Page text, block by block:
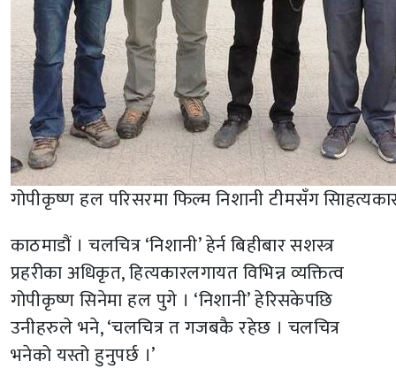
गोपीकृष्ण हल परिसरमा फिल्म निशानी टीमसँग
काठमाडौं । चलचित्र ‘निशानी’ हेर्न बिहीबार सशस्त्र
प्रहरीका अधिकृत, हित्यकारलगायत विभिन्न व्यक्तित्व
गोपीकृष्ण सिनेमा हल पुगे । ‘निशानी’ हेरिसकेपछि
उनीहरुले भने, ‘चलचित्र त गजबकै रहेछ । चलचित्र
भनेको यस्तो हुनुपर्छ ।’